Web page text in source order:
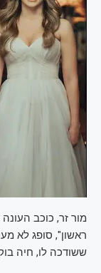
מור זר, כוכב
ראשון", סופג לא
ששודכה לו, חיה